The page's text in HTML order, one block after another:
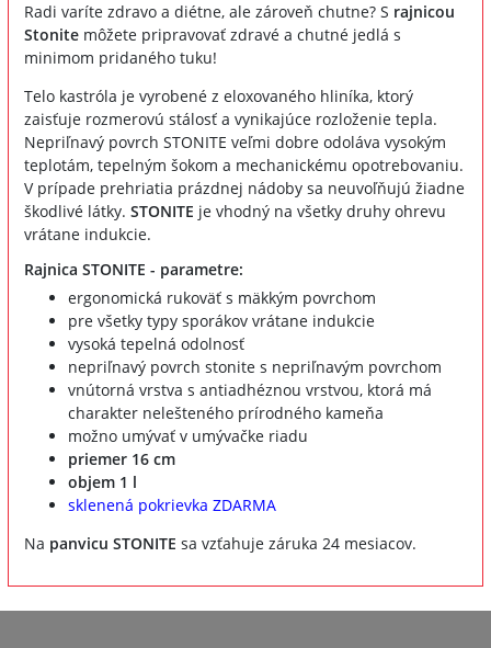
Radi varíte zdravo a diétne, ale zároveň chutne? S rajnicou
Stonite môžete pripravovať zdravé a chutné jedlá s
minimom pridaného tuku!
Telo kastróla je vyrobené z eloxovaného hliníka, ktorý
zaisťuje rozmerovú stálosť a vynikajúce rozloženie tepla.
Nepriľnavý povrch STONITE veľmi dobre odoláva vysokým
teplotám, tepelným šokom a mechanickému opotrebovaniu.
V prípade prehriatia prázdnej nádoby sa neuvoľňujú žiadne
škodlivé látky. STONITE je vhodný na všetky druhy ohrevu
vrátane indukcie.
Rajnica STONITE - parametre:
ergonomická rukoväť s mäkkým povrchom
pre všetky typy sporákov vrátane indukcie
vysoká tepelná odolnosť
nepriľnavý povrch stonite s nepriľnavým povrchom
vnútorná vrstva s antiadhéznou vrstvou, ktorá má
charakter nelešteného prírodného kameňa
možno umývať v umývačke riadu
priemer 16 cm
objem 1 l
sklenená pokrievka ZDARMA
Na panvicu STONITE sa vzťahuje záruka 24 mesiacov.